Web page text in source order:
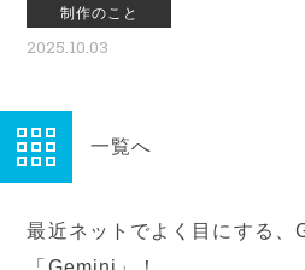
制作のこと
2025.10.03
一覧へ
最近ネットでよく目にする、